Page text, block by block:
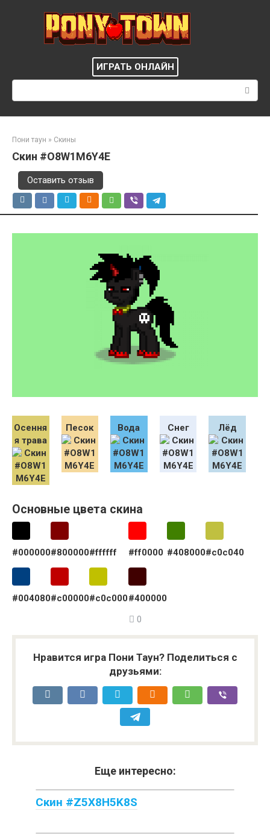
ИГРАТЬ ОНЛАЙН
Пони таун » Скины
Скин #O8W1M6Y4E
Оставить отзыв
Осення
я трава
Песок Вода Снег Лёд
Основные цвета скина
#000000#800000#ffffff #ff0000 #408000#c0c040
#004080#c00000#c0c000#400000
0
Нравится игра Пони Таун? Поделиться с
друзьями:
Еще интересно:
Скин #Z5X8H5K8S